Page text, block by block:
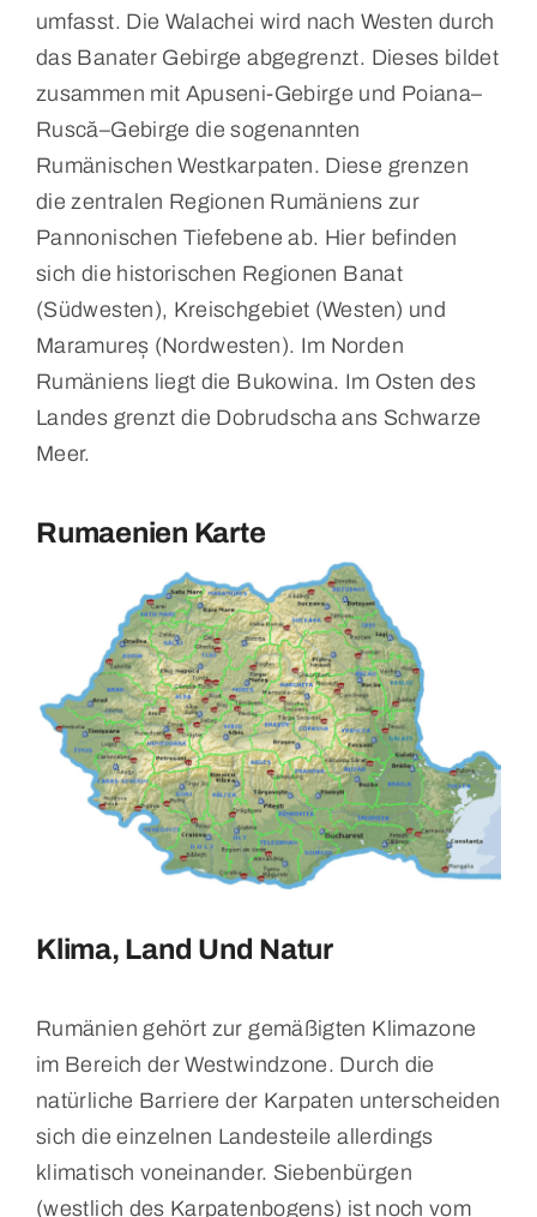
umfasst. Die Walachei wird nach Westen durch
das Banater Gebirge abgegrenzt. Dieses bildet
zusammen mit Apuseni-Gebirge und Poiana–
Ruscă–Gebirge die sogenannten
Rumänischen Westkarpaten. Diese grenzen
die zentralen Regionen Rumäniens zur
Pannonischen Tiefebene ab. Hier befinden
sich die historischen Regionen Banat
(Südwesten), Kreischgebiet (Westen) und
Maramureș (Nordwesten). Im Norden
Rumäniens liegt die Bukowina. Im Osten des
Landes grenzt die Dobrudscha ans Schwarze
Meer.
Rumaenien Karte
Klima, Land Und Natur
Rumänien gehört zur gemäßigten Klimazone
im Bereich der Westwindzone. Durch die
natürliche Barriere der Karpaten unterscheiden
sich die einzelnen Landesteile allerdings
klimatisch voneinander. Siebenbürgen
(westlich des Karpatenbogens) ist noch vom